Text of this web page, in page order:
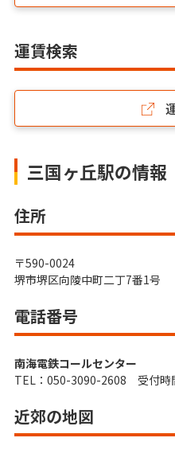
運賃検索
三国ヶ丘駅の情報
住所
〒590-0024
堺市堺区向陵中町二丁7番1号
電話番号
南海電鉄コールセンター
TEL：050-3090-2608 受付時
近郊の地図